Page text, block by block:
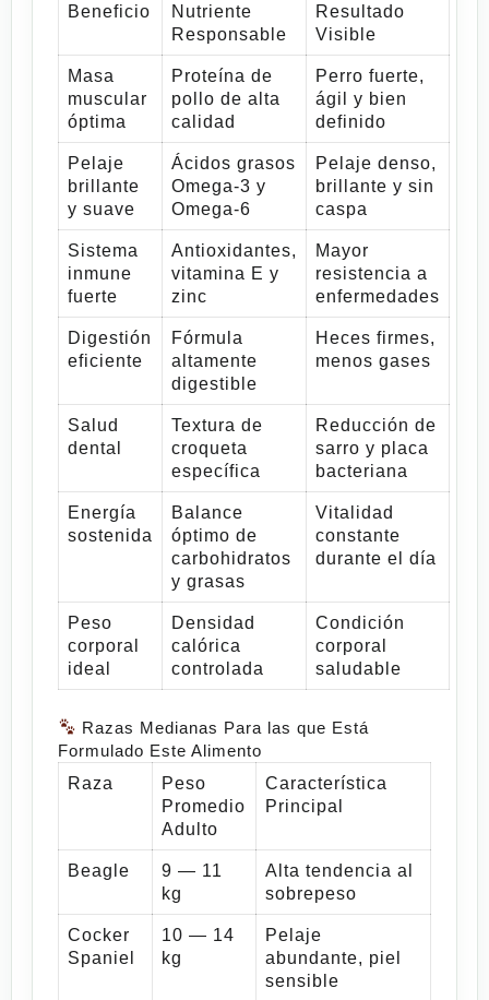
Beneficio
Nutriente
Responsable
Resultado
Visible
Masa
muscular
óptima
Proteína de
pollo de alta
calidad
Perro fuerte,
ágil y bien
definido
Pelaje
brillante
y suave
Ácidos grasos
Omega-3 y
Omega-6
Pelaje denso,
brillante y sin
caspa
Sistema
inmune
fuerte
Antioxidantes,
vitamina E y
zinc
Mayor
resistencia a
enfermedades
Digestión
eficiente
Fórmula
altamente
digestible
Heces firmes,
menos gases
Salud
dental
Textura de
croqueta
específica
Reducción de
sarro y placa
bacteriana
Energía
sostenida
Balance
óptimo de
carbohidratos
y grasas
Vitalidad
constante
durante el día
Peso
corporal
ideal
Densidad
calórica
controlada
Condición
corporal
saludable
Razas Medianas Para las que Está
Formulado Este Alimento
Raza
Peso
Promedio
Adulto
Característica
Principal
Beagle
9 — 11
kg
Alta tendencia al
sobrepeso
Cocker
Spaniel
10 — 14
kg
Pelaje
abundante, piel
sensible